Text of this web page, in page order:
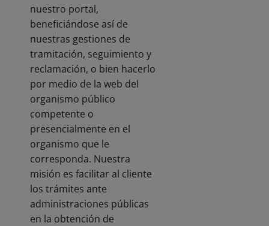
nuestro portal,
beneficiándose así de
nuestras gestiones de
tramitación, seguimiento y
reclamación, o bien hacerlo
por medio de la web del
organismo público
competente o
presencialmente en el
organismo que le
corresponda. Nuestra
misión es facilitar al cliente
los trámites ante
administraciones públicas
en la obtención de